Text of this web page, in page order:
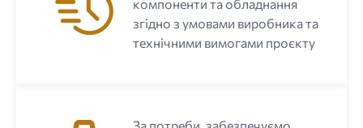
компоненти та обладнання
згідно з умовами виробника та
технічними вимогами проєкту